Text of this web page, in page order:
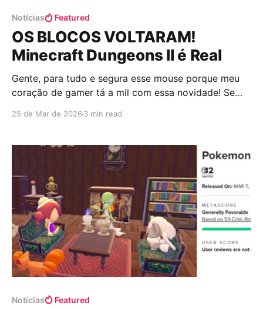
Notícias Featured
OS BLOCOS VOLTARAM!
Minecraft Dungeons II é Real
Gente, para tudo e segura esse mouse porque meu
coração de gamer tá a mil com essa novidade! Se
da nossa ansiedade e
25 de Mar de 2026 3 min read
Notícias Featured